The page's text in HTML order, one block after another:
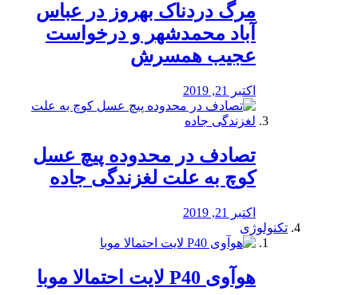
مرگ دردناک بهروز در عباس
آباد محمدشهر و درخواست
عجیب همسرش
اکتبر 21, 2019
تصادف در محدوده پیچ عسل
کوچ به علت لغزندگی جاده
اکتبر 21, 2019
تکنولوژی
هوآوی P40 لایت احتمالا موبا